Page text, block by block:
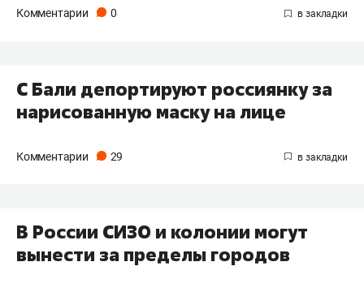
Комментарии 0
С Бали депортируют россиянку за
нарисованную маску на лице
Комментарии 29
В России СИЗО и колонии могут
вынести за пределы городов